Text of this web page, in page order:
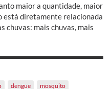
maior a quantidade, maior
está diretamente relacionada
chuvas: mais chuvas, mais
dengue mosquito